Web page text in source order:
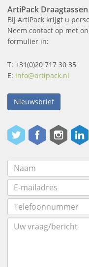
ArtiPack
Bij ArtiPack krijgt u
Neem contact op met
formulier in:
T: +31(0)20 717 30 35
E: info@artipack.nl
Nieuwsbrief